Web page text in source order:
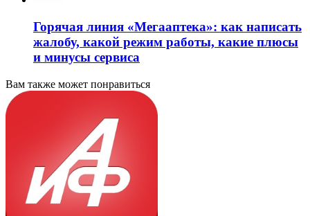
Горячая линия «Мегааптека»: как написать
жалобу, какой режим работы, какие плюсы
и минусы сервиса
Вам также может понравиться